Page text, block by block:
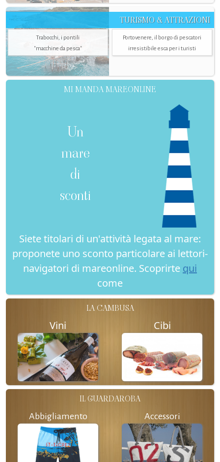
TURISMO & ATTRAZIONI
Trabocchi, i pontili
"macchine da pesca"
Portovenere, il borgo di pescatori
irresistibile esca per i turisti
MI MANDA MAREONLINE
Un
mare
di
sconti
Siete titolari di un'attività legata al mare:
proponete uno sconto particolare ai lettori-
navigatori di mareonline. Scoprirte qui
come
LA CAMBUSA
Vini Cibi
IL GUARDAROBA
Abbigliamento Accessori